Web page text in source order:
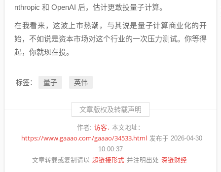
nthropic 和 OpenAI 后，估计更敢投量子计算。
在我看来，这波上市热潮，与其说是量子计算商业化的开
始，不如说是资本市场对这个行业的一次压力测试。你等得
起，你就现在投。
标签： 量子 英伟
文章版权及转载声明
作者: 访客 本文地址：
https://www.gaaao.com/gaaao/34533.html 发布于 2026-04-30
10:00:37
文章转载或复制请以 超链接形式 并注明出处 深链财经